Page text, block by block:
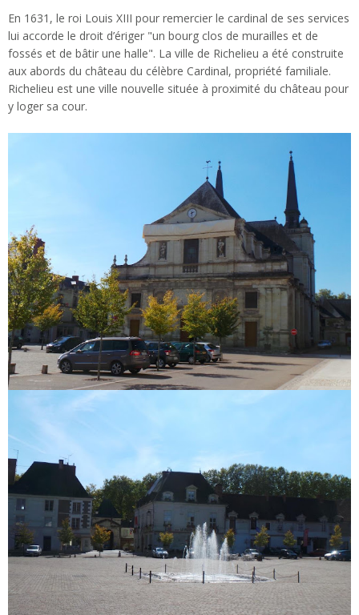
En 1631, le roi Louis XIII pour remercier le cardinal de ses services
lui accorde le droit d’ériger "un bourg clos de murailles et de
fossés et de bâtir une halle". La ville de Richelieu a été construite
aux abords du château du célèbre Cardinal, propriété familiale.
Richelieu est une ville nouvelle située à proximité du château pour
y loger sa cour.